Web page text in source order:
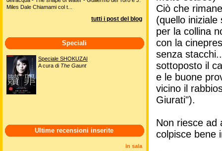
Ciò che
(quello
per la collina
con la
senza
sottoposto il
e le buone
vicino il
Giurati").
Non riesce ad
colpisce bene
Miles Dale Chiamami col t...
tutti i post del blog
Speciali
Speciale SHOKUZAI
A cura di The Gaunt
Ultime recensioni inserite
in sala